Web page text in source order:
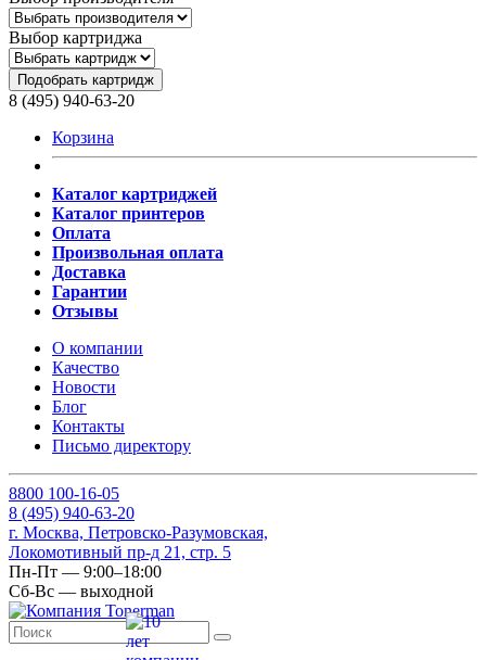
Выбор картриджа
Подобрать картридж
8 (495) 940-63-20
Корзина
Каталог картриджей
Каталог принтеров
Оплата
Произвольная оплата
Доставка
Гарантии
Отзывы
О компании
Качество
Новости
Блог
Контакты
Письмо директору
8800 100-16-05
8 (495) 940-63-20
г. Москва, Петровско-Разумовская,
Локомотивный пр-д 21, стр. 5
Пн-Пт — 9:00–18:00
Сб-Вс — выходной